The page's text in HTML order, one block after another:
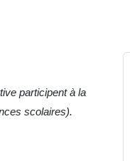
participent à la
scolaires).